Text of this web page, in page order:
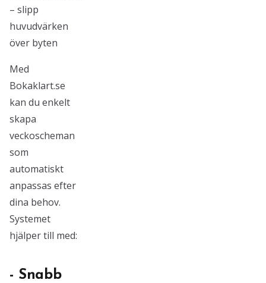
– slipp
huvudvärken
över byten
Med
Bokaklart.se
kan du enkelt
skapa
veckoscheman
som
automatiskt
anpassas efter
dina behov.
Systemet
hjälper till med:
- Snabb